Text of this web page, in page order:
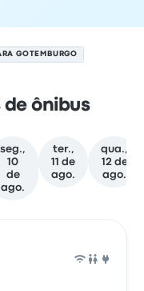
GOTEMBURGO
de ônibus
seg.,
10
de
ago.
ter.,
11 de
ago.
qua.,
12 de
ago.